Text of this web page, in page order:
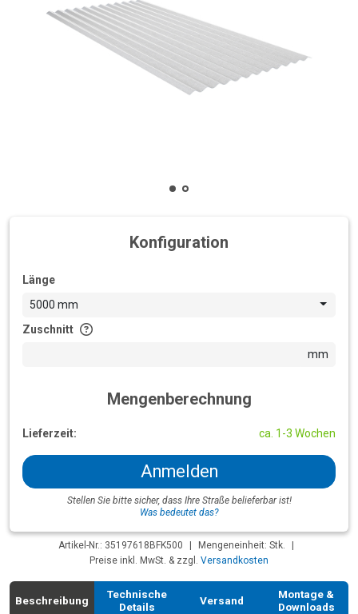
Konfiguration
Länge
5000 mm
Zuschnitt
mm
Mengenberechnung
Lieferzeit: ca. 1-3 Wochen
Anmelden
Stellen Sie bitte sicher, dass Ihre Straße belieferbar ist!
Was bedeutet das?
Artikel-Nr.: 35197618BFK500 Mengeneinheit: Stk.
Preise inkl. MwSt. & zzgl. Versandkosten
Beschreibung
Technische
Details
Versand
Montage &
Downloads